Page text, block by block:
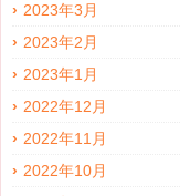
2023年3月
2023年2月
2023年1月
2022年12月
2022年11月
2022年10月